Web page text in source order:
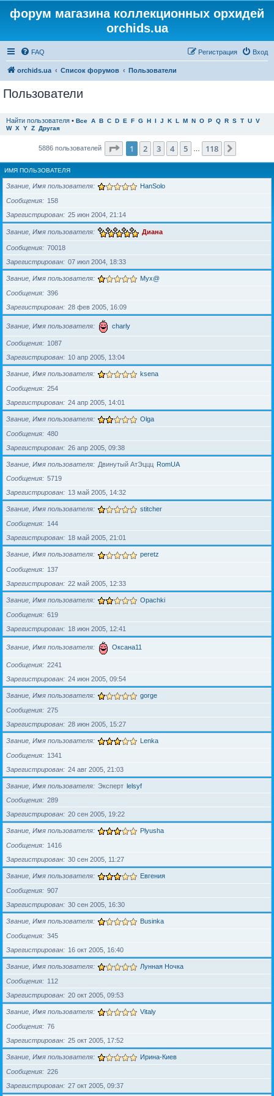
форум магазина коллекционных орхидей
orchids.ua
FAQ Вход
Регистрация
orchids.ua Список форумов Пользователи
Пользователи
Найти пользователя • Все A B C D E F G H I J K L M N O P Q R S T U V
W X Y Z Другая
5886 пользователей Страница из 118
1 2 3 4 5 118
ИМЯ ПОЛЬЗОВАТЕЛЯ
Звание, Имя пользователя HanSolo
Сообщения
158
Зарегистрирован
25 июн 2004, 21:14
Звание, Имя пользователя Диана
Сообщения
70018
Зарегистрирован
07 июл 2004, 18:33
Звание, Имя пользователя Myx@
Сообщения
396
Зарегистрирован
28 фев 2005, 16:09
Звание, Имя пользователя charly
Сообщения
1087
Зарегистрирован
10 апр 2005, 13:04
Звание, Имя пользователя ksena
Сообщения
254
Зарегистрирован
24 апр 2005, 14:01
Звание, Имя пользователя Olga
Сообщения
480
Зарегистрирован
26 апр 2005, 09:38
Звание, Имя пользователя Двинутый АтЭццц RomUA
Сообщения
5719
Зарегистрирован
13 май 2005, 14:32
Звание, Имя пользователя stitcher
Сообщения
144
Зарегистрирован
18 май 2005, 21:01
Звание, Имя пользователя peretz
Сообщения
137
Зарегистрирован
22 май 2005, 12:33
Звание, Имя пользователя Opachki
Сообщения
619
Зарегистрирован
18 июн 2005, 12:41
Звание, Имя пользователя Оксана11
Сообщения
2241
Зарегистрирован
24 июн 2005, 09:54
Звание, Имя пользователя gorge
Сообщения
275
Зарегистрирован
28 июн 2005, 15:27
Звание, Имя пользователя Lenka
Сообщения
1341
Зарегистрирован
24 авг 2005, 21:03
Звание, Имя пользователя Эксперт lelsyf
Сообщения
289
Зарегистрирован
20 сен 2005, 19:22
Звание, Имя пользователя Plyusha
Сообщения
1416
Зарегистрирован
30 сен 2005, 11:27
Звание, Имя пользователя Евгения
Сообщения
907
Зарегистрирован
30 сен 2005, 16:30
Звание, Имя пользователя Businka
Сообщения
345
Зарегистрирован
16 окт 2005, 16:40
Звание, Имя пользователя Лунная Ночка
Сообщения
112
Зарегистрирован
20 окт 2005, 09:53
Звание, Имя пользователя Vitaly
Сообщения
76
Зарегистрирован
25 окт 2005, 17:52
Звание, Имя пользователя Ирина-Киев
Сообщения
226
Зарегистрирован
27 окт 2005, 09:37